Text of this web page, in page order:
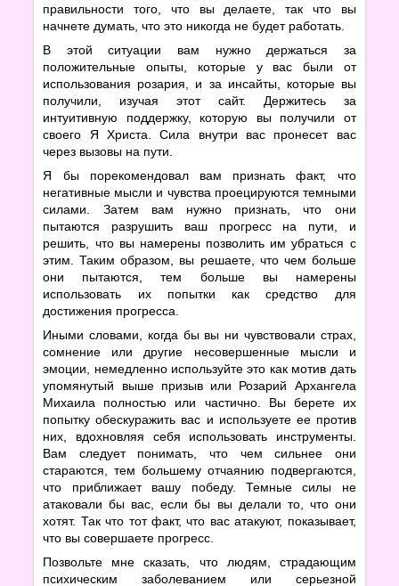
правильности того, что вы делаете, так что вы
начнете думать, что это никогда не будет работать.
В этой ситуации вам нужно держаться за
положительные опыты, которые у вас были от
использования розария, и за инсайты, которые вы
получили, изучая этот сайт. Держитесь за
интуитивную поддержку, которую вы получили от
своего Я Христа. Сила внутри вас пронесет вас
через вызовы на пути.
Я бы порекомендовал вам признать факт, что
негативные мысли и чувства проецируются темными
силами. Затем вам нужно признать, что они
пытаются разрушить ваш прогресс на пути, и
решить, что вы намерены позволить им убраться с
этим. Таким образом, вы решаете, что чем больше
они пытаются, тем больше вы намерены
использовать их попытки как средство для
достижения прогресса.
Иными словами, когда бы вы ни чувствовали страх,
сомнение или другие несовершенные мысли и
эмоции, немедленно используйте это как мотив дать
упомянутый выше призыв или Розарий Архангела
Михаила полностью или частично. Вы берете их
попытку обескуражить вас и используете ее против
них, вдохновляя себя использовать инструменты.
Вам следует понимать, что чем сильнее они
стараются, тем большему отчаянию подвергаются,
что приближает вашу победу. Темные силы не
атаковали бы вас, если бы вы делали то, что они
хотят. Так что тот факт, что вас атакуют, показывает,
что вы совершаете прогресс.
Позвольте мне сказать, что людям, страдающим
психическим заболеванием или серьезной